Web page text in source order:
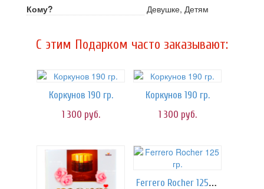
Кому?
Девушке, Детям
C этим Подарком часто заказывают:
Коркунов 190 гр.
1 300 руб.
Коркунов 190 гр.
1 300 руб.
Ferrero Rocher 125 гр.